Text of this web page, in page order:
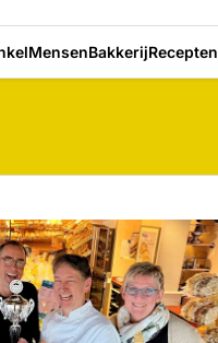
MensenBakkerijRecepten